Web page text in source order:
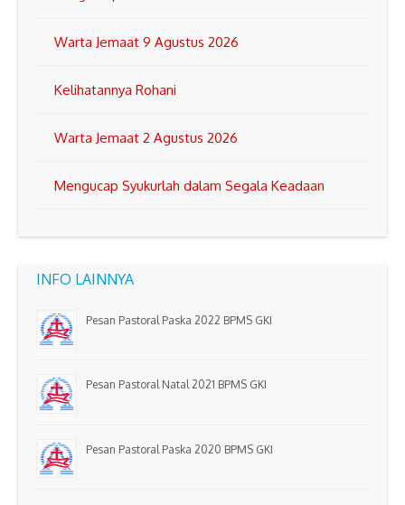
Warta Jemaat 9 Agustus 2026
Kelihatannya Rohani
Warta Jemaat 2 Agustus 2026
Mengucap Syukurlah dalam Segala Keadaan
INFO LAINNYA
Pesan Pastoral Paska 2022 BPMS GKI
Pesan Pastoral Natal 2021 BPMS GKI
Pesan Pastoral Paska 2020 BPMS GKI